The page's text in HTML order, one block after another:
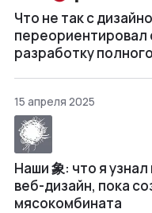
Что не так с
переориентировал
разработку
15 апреля 2025
Наши 象: что я
веб-дизайн, пока
мясокомбината